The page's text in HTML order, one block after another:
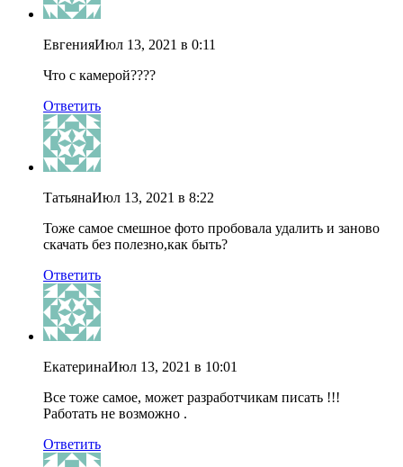
ЕвгенияИюл 13, 2021 в 0:11
Что с камерой????
Ответить
ТатьянаИюл 13, 2021 в 8:22
Тоже самое смешное фото пробовала удалить и заново
скачать без полезно,как быть?
Ответить
ЕкатеринаИюл 13, 2021 в 10:01
Все тоже самое, может разработчикам писать !!!
Работать не возможно .
Ответить